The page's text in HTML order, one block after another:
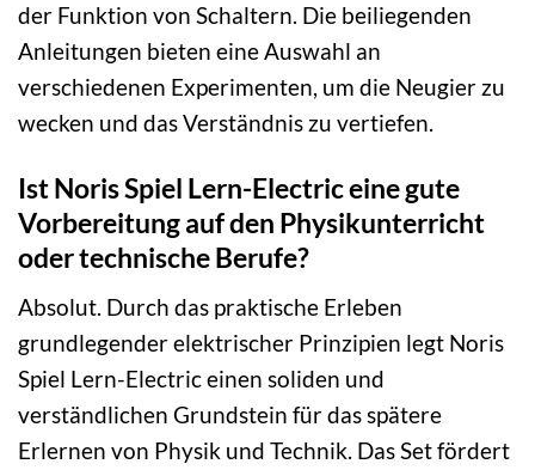
der Funktion von Schaltern. Die beiliegenden
Anleitungen bieten eine Auswahl an
verschiedenen Experimenten, um die Neugier zu
wecken und das Verständnis zu vertiefen.
Ist Noris Spiel Lern-Electric eine gute
Vorbereitung auf den Physikunterricht
oder technische Berufe?
Absolut. Durch das praktische Erleben
grundlegender elektrischer Prinzipien legt Noris
Spiel Lern-Electric einen soliden und
verständlichen Grundstein für das spätere
Erlernen von Physik und Technik. Das Set fördert